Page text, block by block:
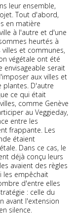
leur ensemble,
Tout d'abord,
en matière
à l'autre et d'une
heurtés à
et communes,
végétale ont été
envisageable serait
aux villes et
plantes. D'autre
ce qui était
comme Genève
au Veggieday,
entre les
frappante. Les
étaient
Dans ce cas, le
déjà conçu leurs
avaient des règles
les empêchait
d'entre elles
: celle du
avant l'extension
silence.